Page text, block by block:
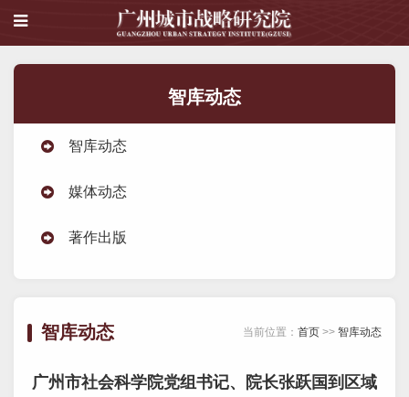
智库动态
智库动态
媒体动态
著作出版
智库动态 当前位置： 首页 >> 智库动态
广州市社会科学院党组书记、院长张跃国到区域